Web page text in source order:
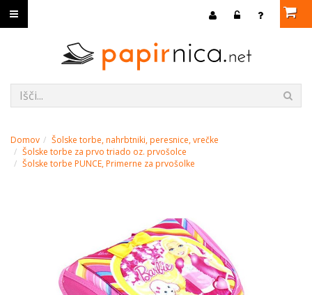
Domov
Šolske torbe, nahrbtniki, peresnice, vrečke
Šolske torbe za prvo triado oz. prvošolce
Šolske torbe PUNCE, Primerne za prvošolke